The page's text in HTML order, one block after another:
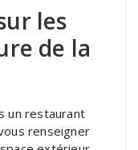
les
de la
un restaurant
renseigner